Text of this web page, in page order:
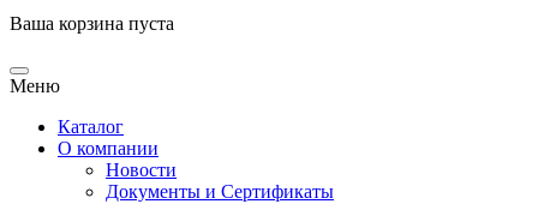
Ваша корзина пуста
Меню
Каталог
О компании
Новости
Документы и Сертификаты